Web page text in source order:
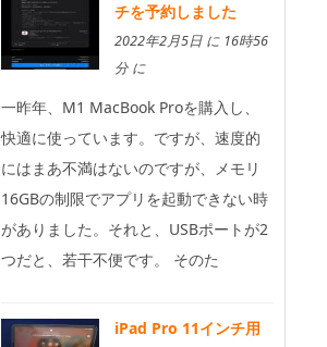
チを予約しました
2022年2月5日 に 16時56
分 に
一昨年、M1 MacBook Proを購入し、
快適に使っています。ですが、速度的
にはまあ不満はないのですが、メモリ
16GBの制限でアプリを起動できない時
がありました。それと、USBポートが2
つだと、若干不便です。 そのた
iPad Pro 11インチ用